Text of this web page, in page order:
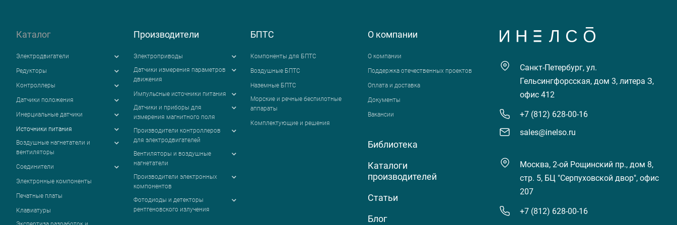
Каталог
Электродвигатели
Редукторы
Контроллеры
Датчики положения
Инерциальные датчики
Источники питания
Воздушные нагнетатели и
вентиляторы
Соединители
Электронные компоненты
Печатные платы
Клавиатуры
Производители
Электроприводы
Датчики измерения параметров
движения
Импульсные источники питания
Датчики и приборы для
измерения магнитного поля
Производители контроллеров
для электродвигателей
Вентиляторы и воздушные
нагнетатели
Производители электронных
компонентов
Фотодиоды и детекторы
рентгеновского излучения
БПТС
Компоненты для БПТС
Воздушные БПТС
Наземные БПТС
Морские и речные беспилотные
аппараты
Комплектующие и решения
О компании
О компании
Поддержка отечественных проектов
Оплата и доставка
Документы
Вакансии
Библиотека
Каталоги
производителей
Статьи
Блог
Санкт-Петербург, ул.
Гельсингфорсская, дом 3, литера З,
офис 412
+7 (812) 628-00-16
sales@inelso.ru
Москва, 2-ой Рощинский пр., дом 8,
стр. 5, БЦ "Серпуховской двор", офис
207
+7 (812) 628-00-16